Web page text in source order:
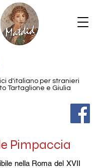
d'italiano per stranieri
Tartaglione e Giulia
Pimpaccia
nella Roma del XVII